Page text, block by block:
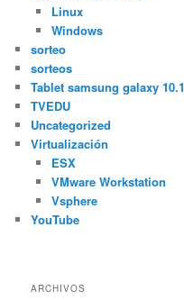
Linux
Windows
sorteo
sorteos
Tablet samsung galaxy 10.1
TVEDU
Uncategorized
Virtualización
ESX
VMware Workstation
Vsphere
YouTube
ARCHIVOS